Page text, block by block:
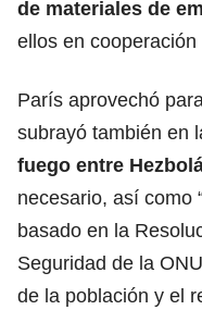
de materiales de
ellos en cooperación
París aprovechó
subrayó también en
fuego entre
necesario, así como
basado en la
Seguridad de la
de la población y el